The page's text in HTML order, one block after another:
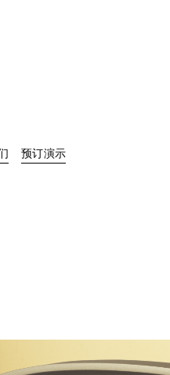
预订演示Link Opens in New Tab
Tab